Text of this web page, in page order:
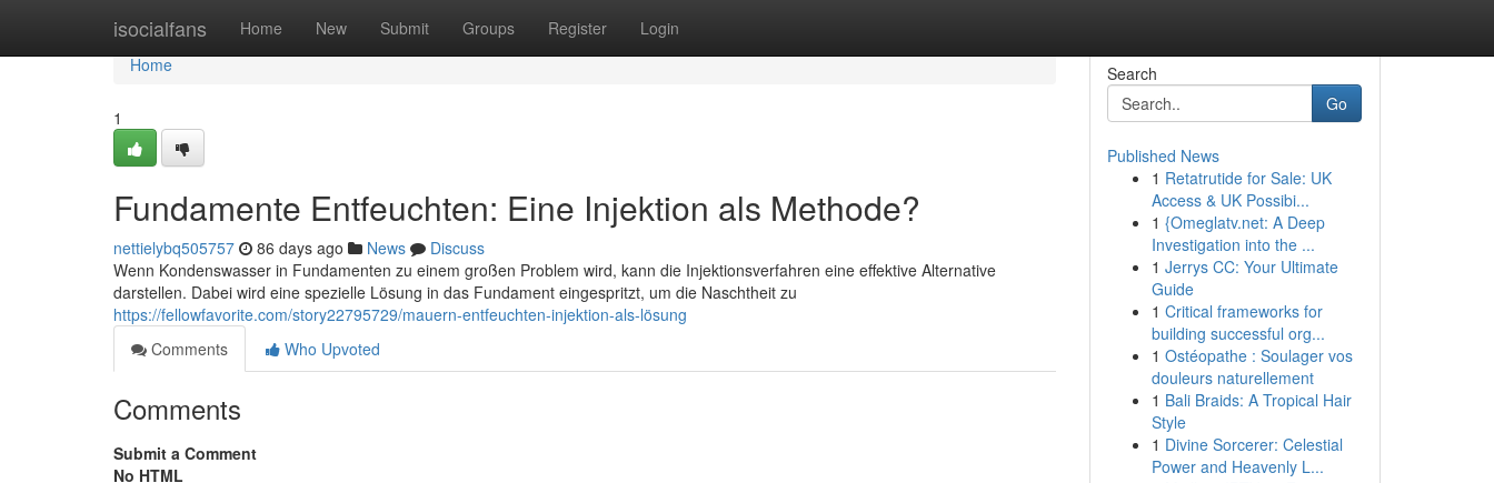
isocialfans Home New Submit Groups Register Login
Home
Home
1
Fundamente Entfeuchten: Eine Injektion als Methode?
nettielybq505757 86 days ago News
Discuss
Wenn Kondenswasser in Fundamenten zu einem großen Problem wird, kann die Injektionsverfahren eine effektive Alternative
darstellen. Dabei wird eine spezielle Lösung in das Fundament eingespritzt, um die Naschtheit zu
https://fellowfavorite.com/story22795729/mauern-entfeuchten-injektion-als-lösung
Comments
Who Upvoted
Comments
Submit a Comment
No HTML
Search
Go
Published News
1 Retatrutide for Sale: UK
Access & UK Possibi...
1 {Omeglatv.net: A Deep
Investigation into the ...
1 Jerrys CC: Your Ultimate
Guide
1 Critical frameworks for
building successful org...
1 Ostéopathe : Soulager vos
douleurs naturellement
1 Bali Braids: A Tropical Hair
Style
1 Divine Sorcerer: Celestial
Power and Heavenly L...